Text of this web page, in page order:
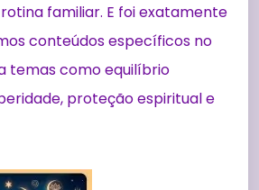
familiar. E foi exatamente
conteúdos específicos no
temas como equilíbrio
proteção espiritual e